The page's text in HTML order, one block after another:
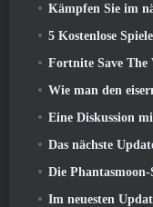
Kämpfen Sie im nächsten Update
5 Kostenlose
Fortnite Save The
Wie man den
Eine Diskussion mit
Das nächste Update von
Die Phantasmoon-Spiele
Im neuesten Update